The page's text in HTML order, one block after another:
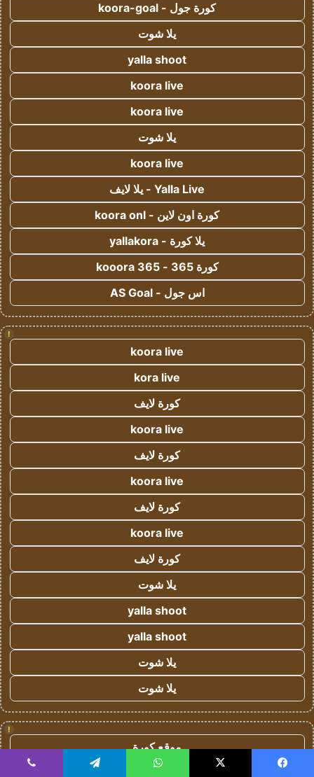
كورة جول - koora-goal
يلا شوت
yalla shoot
koora live
koora live
يلا شوت
koora live
Yalla Live - يلا لايف
كورة اون لاين - koora onl
يلا كورة - yallakora
كورة 365 - kooora 365
اس جول - AS Goal
!
koora live
kora live
كورة لايف
koora live
كورة لايف
koora live
كورة لايف
koora live
كورة لايف
يلا شوت
yalla shoot
yalla shoot
يلا شوت
يلا شوت
!
موقع كورة